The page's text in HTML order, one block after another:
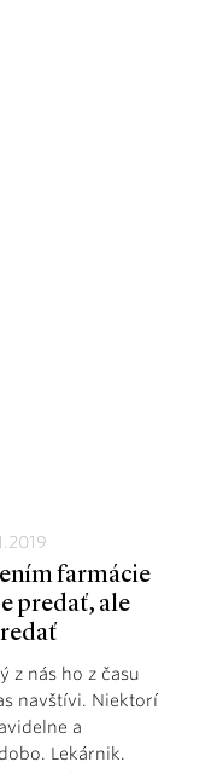
farmácie
predať, ale
z nás ho z času
navštívi. Niektorí
a
Lekárnik.